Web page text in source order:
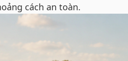
cách an toàn.